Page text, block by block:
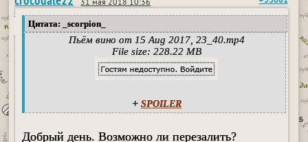
31 мая 2018 10:36
Цитата: _scorpion_
Пьём вино от 15 Aug 2017, 23_40.mp4
File size: 228.22 MB
+ SPOILER
Добрый день. Возможно ли перезалить?